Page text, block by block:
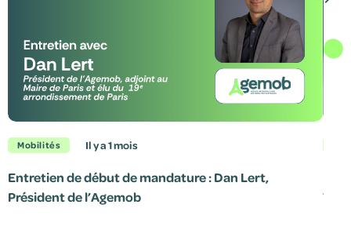
Mobilités il y a 1 mois
Entretien de début de mandature : Dan Lert,
Président de l’Agemob
7